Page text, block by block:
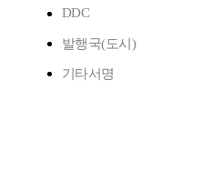
DDC
발행국(도시)
기타서명